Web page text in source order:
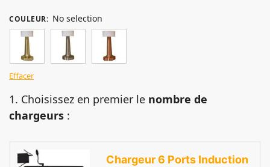
COULEUR: No selection
Effacer
1. Choisissez en premier le nombre de
chargeurs :
Chargeur 6 Ports Induction